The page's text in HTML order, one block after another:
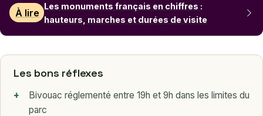
À lire
Les monuments français en chiffres :
hauteurs, marches et durées de visite
Les bons réflexes
Bivouac réglementé entre 19h et 9h dans les limites du
parc